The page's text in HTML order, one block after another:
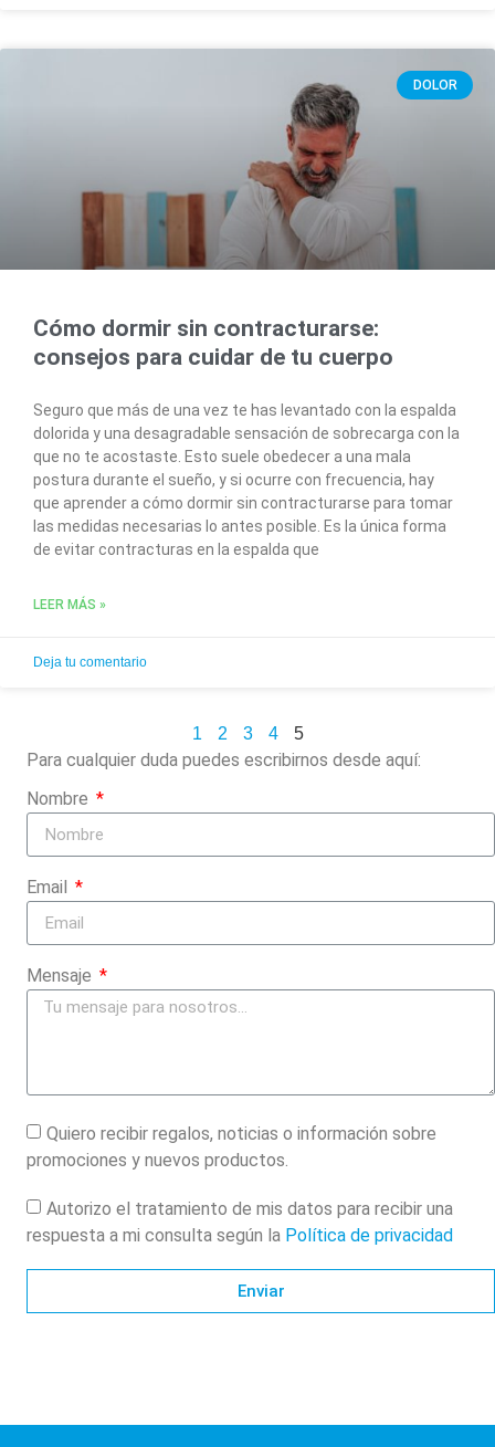
DOLOR
Cómo dormir sin contracturarse:
consejos para cuidar de tu cuerpo
Seguro que más de una vez te has levantado con la espalda
dolorida y una desagradable sensación de sobrecarga con la
que no te acostaste. Esto suele obedecer a una mala
postura durante el sueño, y si ocurre con frecuencia, hay
que aprender a cómo dormir sin contracturarse para tomar
las medidas necesarias lo antes posible. Es la única forma
de evitar contracturas en la espalda que
LEER MÁS »
Deja tu comentario
1 2 3 4 5
Para cualquier duda puedes escribirnos desde aquí:
Nombre
Email
Mensaje
Quiero recibir regalos, noticias o información sobre
promociones y nuevos productos.
Autorizo el tratamiento de mis datos para recibir una
respuesta a mi consulta según la Política de privacidad
Enviar